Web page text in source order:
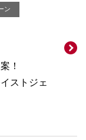
ン
！
ストジェ